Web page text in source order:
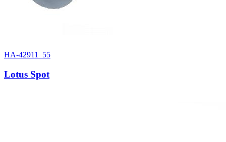
HA-42911_55
Lotus Spot